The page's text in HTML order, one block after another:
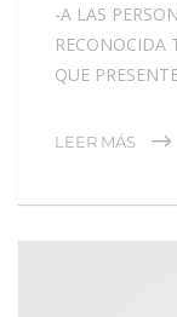
-A LAS
RECONOCIDA
QUE
LEER MÁS